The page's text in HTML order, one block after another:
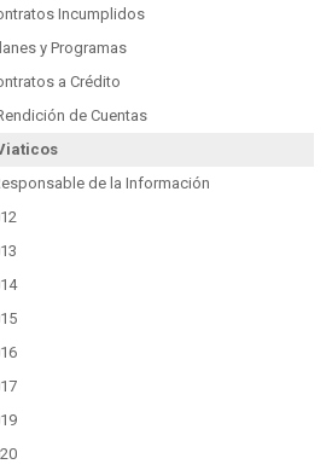
Incumplidos
y Programas
a Crédito
de Cuentas
de la Información